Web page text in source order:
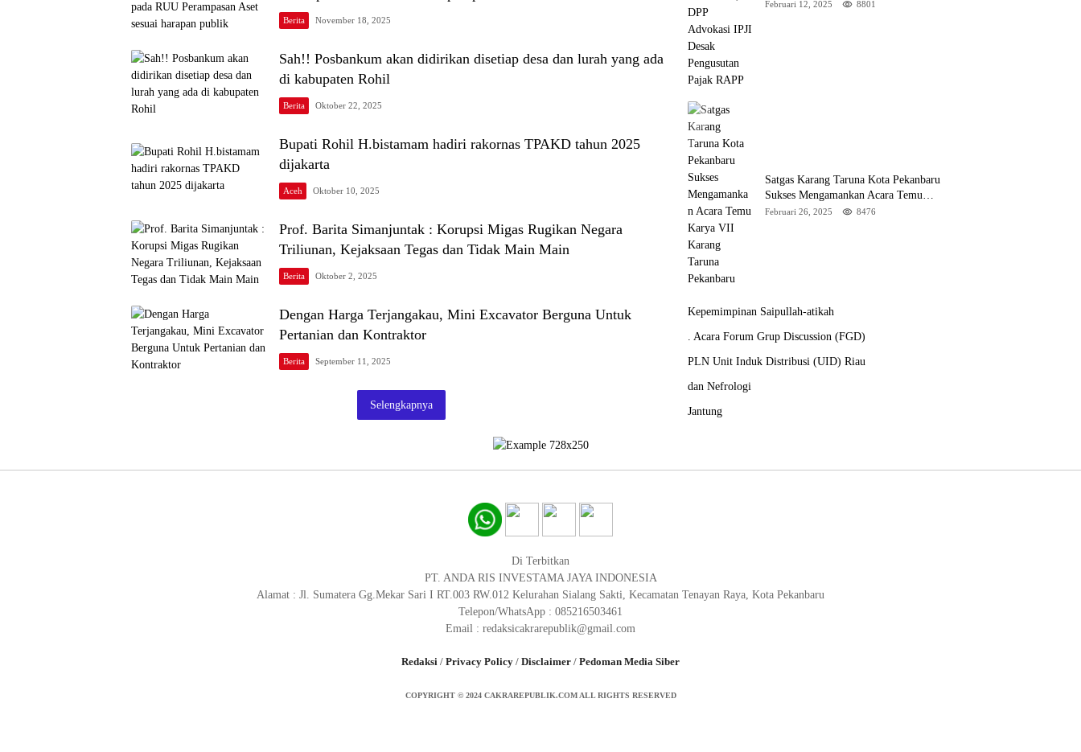
Berita November 18, 2025
Sah!! Posbankum akan didirikan disetiap desa dan lurah yang ada
di kabupaten Rohil
Berita Oktober 22, 2025
Bupati Rohil H.bistamam hadiri rakornas TPAKD tahun 2025
dijakarta
Aceh Oktober 10, 2025
Prof. Barita Simanjuntak : Korupsi Migas Rugikan Negara
Triliunan, Kejaksaan Tegas dan Tidak Main Main
Berita Oktober 2, 2025
Dengan Harga Terjangakau, Mini Excavator Berguna Untuk
Pertanian dan Kontraktor
Berita September 11, 2025
Selengkapnya
Desak Pengusutan Pajak RAPP
Februari 12, 2025 8801
Satgas Karang Taruna Kota Pekanbaru
Sukses Mengamankan Acara Temu
Karya VII Karang Taruna Pekanbaru
Februari 26, 2025 8476
Kepemimpinan Saipullah-atikah
. Acara Forum Grup Discussion (FGD)
PLN Unit Induk Distribusi (UID) Riau
dan Nefrologi
Jantung
Di Terbitkan
PT. ANDA RIS INVESTAMA JAYA INDONESIA
Alamat : Jl. Sumatera Gg.Mekar Sari I RT.003 RW.012 Kelurahan Sialang Sakti, Kecamatan Tenayan Raya, Kota Pekanbaru
Telepon/WhatsApp : 085216503461
Email : redaksicakrarepublik@gmail.com
Redaksi / Privacy Policy / Disclaimer / Pedoman Media Siber
COPYRIGHT © 2024 CAKRAREPUBLIK.COM ALL RIGHTS RESERVED